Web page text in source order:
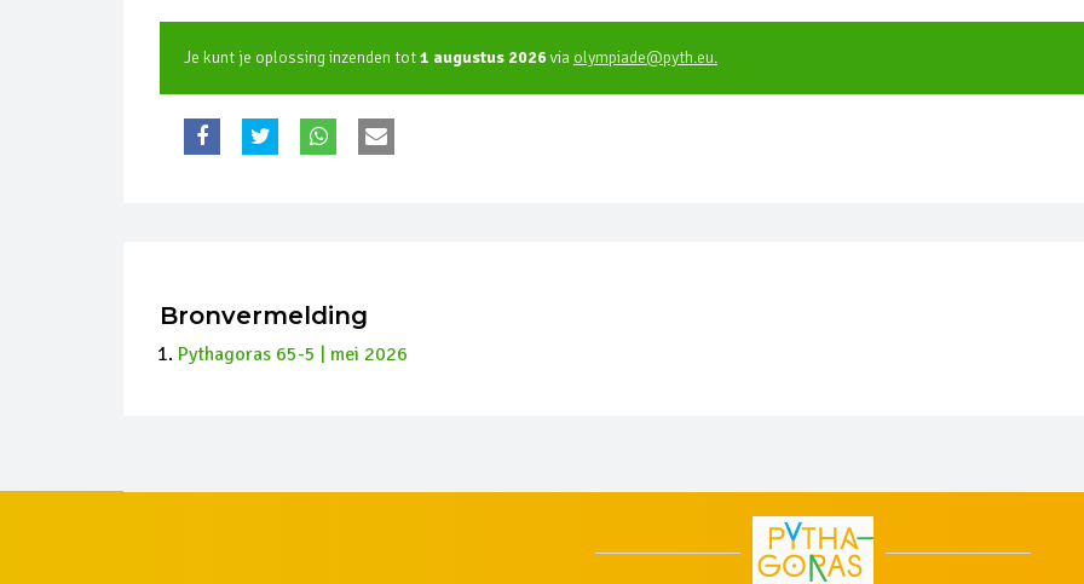
Je kunt je oplossing inzenden tot1 augustus 2026via olympiade@pyth.eu.
Bronvermelding
Pythagoras 65-5 | mei 2026